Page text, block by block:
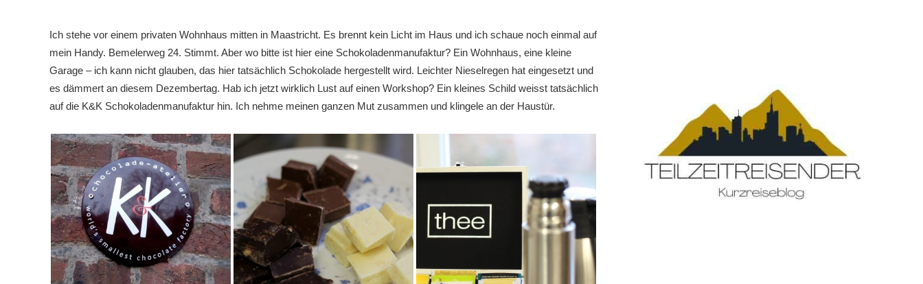
Ich stehe vor einem privaten Wohnhaus mitten in Maastricht. Es brennt kein Licht im Haus und ich schaue noch einmal auf
mein Handy. Bemelerweg 24. Stimmt. Aber wo bitte ist hier eine Schokoladenmanufaktur? Ein Wohnhaus, eine kleine
Garage – ich kann nicht glauben, das hier tatsächlich Schokolade hergestellt wird. Leichter Nieselregen hat eingesetzt und
es dämmert an diesem Dezembertag. Hab ich jetzt wirklich Lust auf einen Workshop? Ein kleines Schild weisst tatsächlich
auf die K&K Schokoladenmanufaktur hin. Ich nehme meinen ganzen Mut zusammen und klingele an der Haustür.